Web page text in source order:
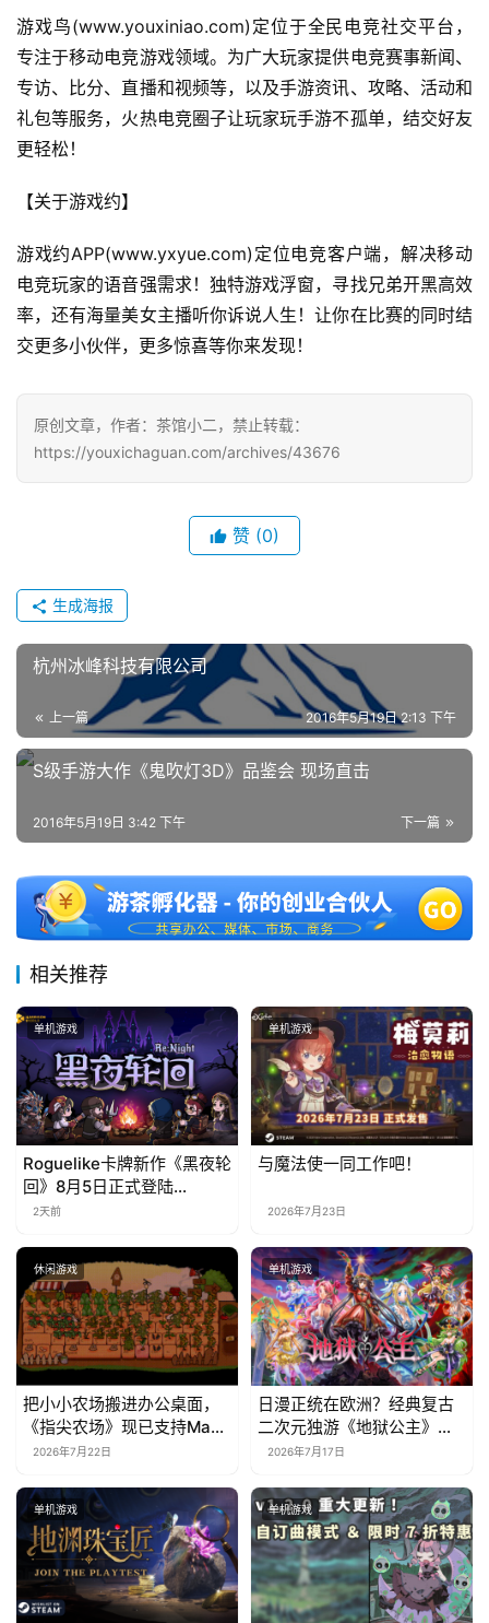
闲
游
戏
2
0
5
十
三
届
金
奖
7
0
日
茶
对
会
上
海
站
中
文
(
中
国
)
游戏鸟(www.youxiniao.com)定位于全民电竞社交平台，
专注于移动电竞游戏领域。为广大玩家提供电竞赛事新闻、
专访、比分、直播和视频等，以及手游资讯、攻略、活动和
礼包等服务，火热电竞圈子让玩家玩手游不孤单，结交好友
更轻松！
【关于游戏约】
游戏约APP(www.yxyue.com)定位电竞客户端，解决移动
电竞玩家的语音强需求！独特游戏浮窗，寻找兄弟开黑高效
率，还有海量美女主播听你诉说人生！让你在比赛的同时结
交更多小伙伴，更多惊喜等你来发现！
原创文章，作者：茶馆小二，禁止转载：
https://youxichaguan.com/archives/43676
赞 (0)
生成海报
杭州冰峰科技有限公司
上一篇 2016年5月19日 2:13 下午
S级手游大作《鬼吹灯3D》品鉴会 现场直击
下一篇
2016年5月19日 3:42 下午
相关推荐
单机游戏
Roguelike卡牌新作《黑夜轮
回》8月5日正式登陆
Steam，首发9折优惠开启
2天前
单机游戏
与魔法使一同工作吧！
2026年7月23日
休闲游戏
把小小农场搬进办公桌面，
《指尖农场》现已支持Mac
系统！
2026年7月22日
单机游戏
日漫正统在欧洲？经典复古
二次元独游《地狱公主》现
已EA上线
2026年7月17日
单机游戏 单机游戏